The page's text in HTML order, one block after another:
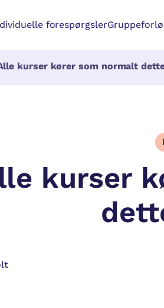
forespørgsler
kurser kører som normalt dette
kurser